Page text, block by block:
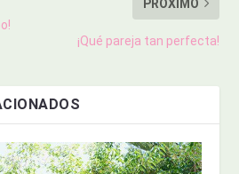
PRÓXIMO
¡Qué pareja tan perfecta!